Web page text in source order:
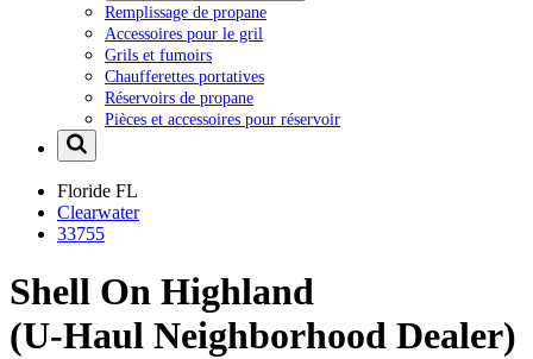
Remplissage de propane
Accessoires pour le gril
Grils et fumoirs
Chaufferettes portatives
Réservoirs de propane
Pièces et accessoires pour réservoir
Floride FL
Clearwater
33755
Shell On Highland
(U-Haul Neighborhood Dealer)